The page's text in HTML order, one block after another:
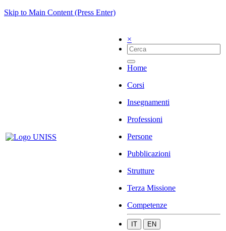
Skip to Main Content (Press Enter)
×
Home
Corsi
Insegnamenti
Professioni
Persone
Pubblicazioni
Strutture
Terza Missione
Competenze
IT EN